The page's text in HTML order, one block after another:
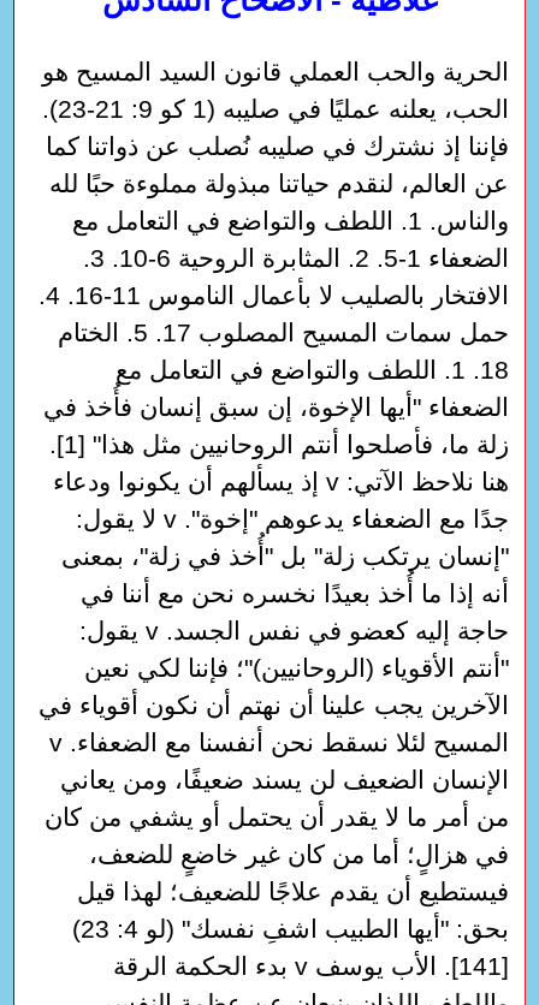
الحرية والحب العملي قانون السيد المسيح هو
الحب، يعلنه عمليًا في صليبه (1 كو 9: 21-23).
فإننا إذ نشترك في صليبه نُصلب عن ذواتنا كما
عن العالم، لنقدم حياتنا مبذولة مملوءة حبًا لله
والناس. 1. اللطف والتواضع في التعامل مع
الضعفاء 1-5. 2. المثابرة الروحية 6-10. 3.
الافتخار بالصليب لا بأعمال الناموس 11-16. 4.
حمل سمات المسيح المصلوب 17. 5. الختام
18. 1. اللطف والتواضع في التعامل مع
الضعفاء "أيها الإخوة، إن سبق إنسان فأُخذ في
زلة ما، فأصلحوا أنتم الروحانيين مثل هذا" [1].
هنا نلاحظ الآتي: v إذ يسألهم أن يكونوا ودعاء
جدًا مع الضعفاء يدعوهم "إخوة". v لا يقول:
"إنسان يرتكب زلة" بل "أُخذ في زلة"، بمعنى
أنه إذا ما أُخذ بعيدًا نخسره نحن مع أننا في
حاجة إليه كعضو في نفس الجسد. v يقول:
"أنتم الأقوياء (الروحانيين)"؛ فإننا لكي نعين
الآخرين يجب علينا أن نهتم أن نكون أقوياء في
المسيح لئلا نسقط نحن أنفسنا مع الضعفاء. v
الإنسان الضعيف لن يسند ضعيفًا، ومن يعاني
من أمر ما لا يقدر أن يحتمل أو يشفي من كان
في هزالٍ؛ أما من كان غير خاضعٍ للضعف،
فيستطيع أن يقدم علاجًا للضعيف؛ لهذا قيل
بحق: "أيها الطبيب اشفِ نفسك" (لو 4: 23)
[141]. الأب يوسف v بدء الحكمة الرقة